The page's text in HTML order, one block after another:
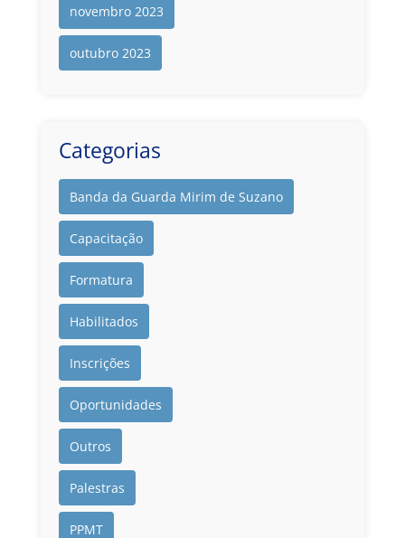
novembro 2023
outubro 2023
Categorias
Banda da Guarda Mirim de Suzano
Capacitação
Formatura
Habilitados
Inscrições
Oportunidades
Outros
Palestras
PPMT